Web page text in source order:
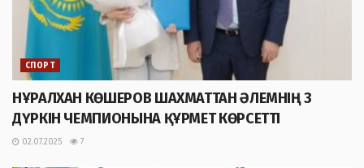
СПОРТ
НҰРАЛХАН КӨШЕРОВ ШАХМАТТАН ӘЛЕМНІҢ 3
ДҮРКІН ЧЕМПИОНЫНА ҚҰРМЕТ КӨРСЕТТІ
02.07.2025 7